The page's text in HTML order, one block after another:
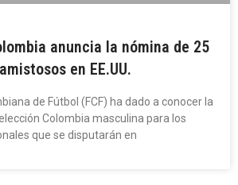
anuncia la nómina de 25
en EE.UU.
de Fútbol (FCF) ha dado a conocer la
Colombia masculina para los
que se disputarán en